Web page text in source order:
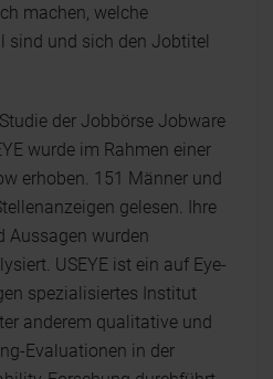
machen, welche
sind und sich den Jobtitel
der Jobbörse Jobware
wurde im Rahmen einer
erhoben. 151 Männer und
gelesen. Ihre
Aussagen wurden
USEYE ist ein auf Eye-
spezialisiertes Institut
anderem qualitative und
Evaluationen in der